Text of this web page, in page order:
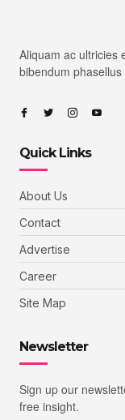
Aliquam ac ultricies
bibendum
Quick Links
About Us
Contact
Advertise
Career
Site Map
Newsletter
Sign up our
free insight.